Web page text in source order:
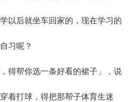
后就坐车回家的，现在学习的
习呢？
帮你选一条好看的裙子」，说
着打球，得把那帮子体育生迷